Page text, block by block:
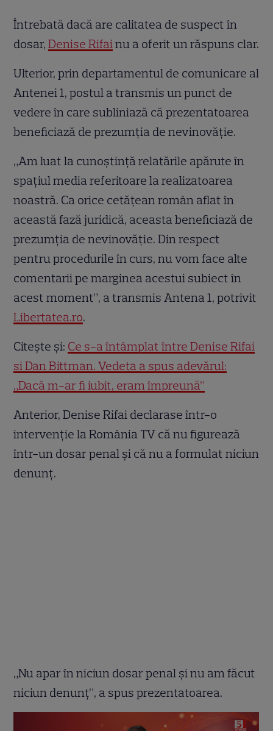
Întrebată dacă are calitatea de suspect în
dosar,Denise Rifainu a oferit un răspuns clar.
Ulterior, prin departamentul de comunicare al
Antenei 1, postul a transmis un punct de
vedere în care subliniază că prezentatoarea
beneficiază de prezumția de nevinovăție.
„Am luat la cunoștință relatările apărute în
spațiul media referitoare la realizatoarea
noastră. Ca orice cetățean român aflat în
această fază juridică, aceasta beneficiază de
prezumția de nevinovăție. Din respect
pentru procedurile în curs, nu vom face alte
comentarii pe marginea acestui subiect în
acest moment”, a transmis Antena 1, potrivit
Libertatea.ro.
Citește și: Ce s-a întâmplat între Denise Rifai
și Dan Bittman. Vedeta a spus adevărul:
„Dacă m-ar fi iubit, eram împreună”
Anterior, Denise Rifai declarase într-o
intervenție la România TV că nu figurează
într-un dosar penal și că nu a formulat niciun
denunț.
„Nu apar în niciun dosar penal și nu am făcut
niciun denunț”, a spus prezentatoarea.